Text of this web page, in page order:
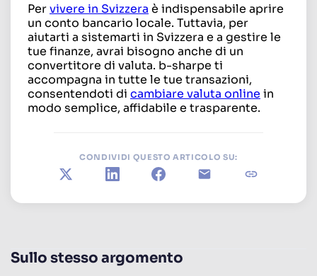
Pervivere in Svizzera è indispensabile aprire
un conto bancario locale. Tuttavia, per
aiutarti a sistemarti in Svizzera e a gestire le
tue finanze, avrai bisogno anche di un
convertitore di valuta. b-sharpe ti
accompagna in tutte le tue transazioni,
consentendoti di cambiare valuta online in
modo semplice, affidabile e trasparente.
CONDIVIDI QUESTO ARTICOLO SU:
X LinkedInFacebookE-mail Copia il link
Sullo stesso argomento